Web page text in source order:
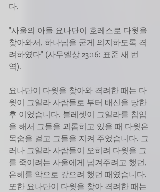
다.
"사울의 아들 요나단이 호레스로 다윗을
찾아와서, 하나님을 굳게 의지하도록 격
려하였다" (사무엘상 23:16: 표준 새 번
역).
요나단이 다윗을 찾아와 격려한 때는 다
윗이 그일라 사람들로 부터 배신을 당한
후 이었습니다. 블레셋이 그일라를 침입
을 해서 그들을 괴롭히고 있을 때 다윗은
목숨을 걸고 그들을 지켜 주었습니다. 그
러나 그일라 사람들이 오히려 다윗을 그
를 죽이려는 사울에게 넘겨주려고 했던,
은혜를 악으로 갚으려 했던 때였습니다.
또한 요나단이 다윗을 찾아 격려한 때는